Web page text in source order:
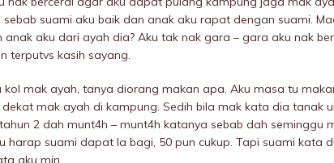
suami aku baik dan anak aku rapat dengan suami.
aku dari ayah dia? Aku tak nak gara – gara aku nak
terputvs kasih sayang.
kol mak ayah, tanya diorang makan apa. Aku masa tu
mak ayah di kampung. Sedih bila mak kata dia tanak
2 dah munt4h – munt4h katanya sebab dah seminggu
harap suami dapat la bagi, 50 pun cukup. Tapi suami kata
aku min.